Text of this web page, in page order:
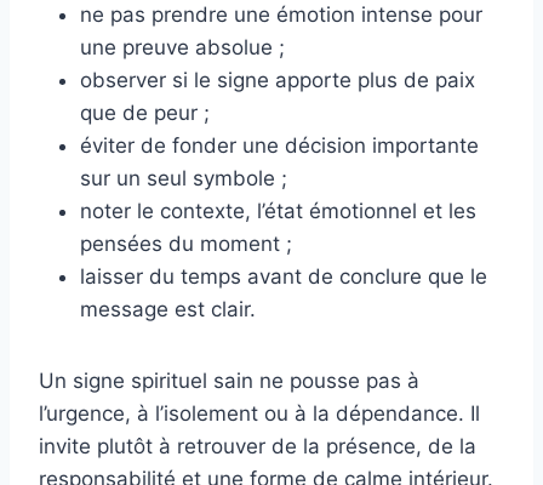
ne pas prendre une émotion intense pour
une preuve absolue ;
observer si le signe apporte plus de paix
que de peur ;
éviter de fonder une décision importante
sur un seul symbole ;
noter le contexte, l’état émotionnel et les
pensées du moment ;
laisser du temps avant de conclure que le
message est clair.
Un signe spirituel sain ne pousse pas à
l’urgence, à l’isolement ou à la dépendance. Il
invite plutôt à retrouver de la présence, de la
responsabilité et une forme de calme intérieur.